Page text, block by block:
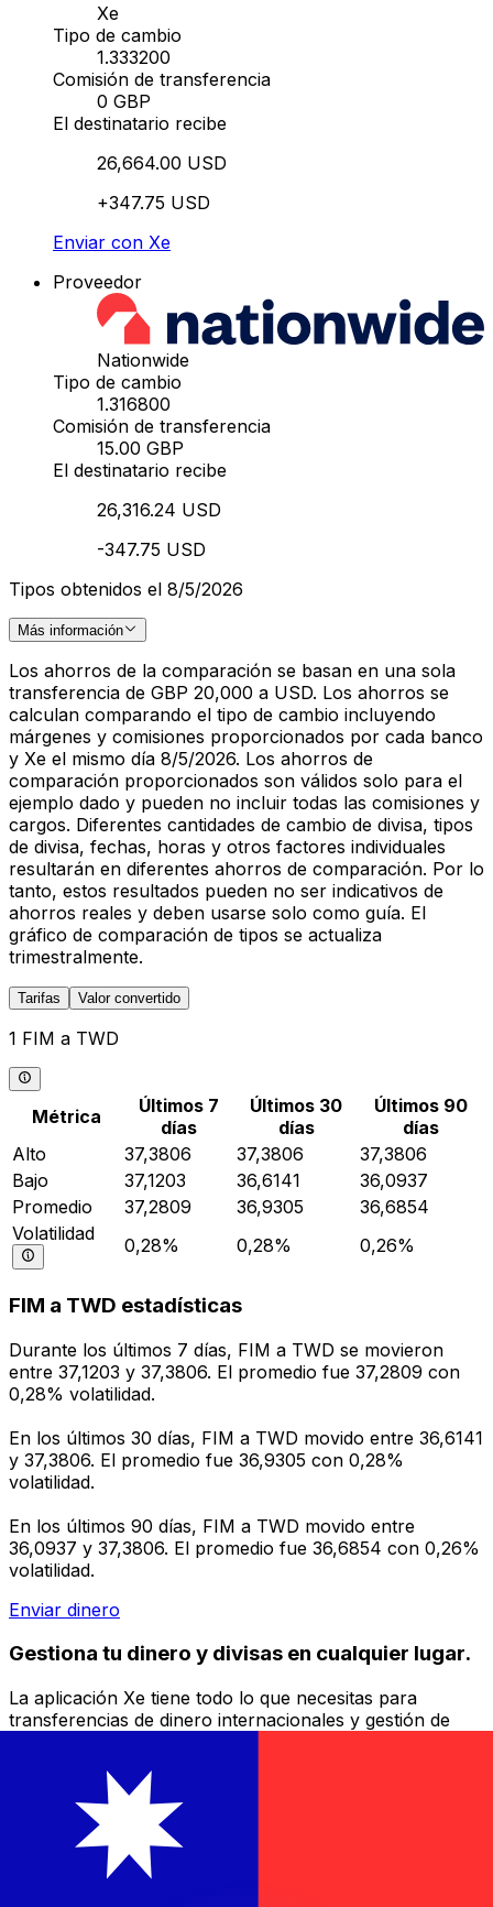
Xe
Tipo de cambio
1.333200
Comisión de transferencia
0 GBP
El destinatario recibe
26,664.00 USD
+347.75 USD
Enviar con Xe
Proveedor
Nationwide
Tipo de cambio
1.316800
Comisión de transferencia
15.00 GBP
El destinatario recibe
26,316.24 USD
-347.75 USD
Tipos obtenidos el 8/5/2026
Más información
Los ahorros de la comparación se basan en una sola
transferencia de GBP 20,000 a USD. Los ahorros se
calculan comparando el tipo de cambio incluyendo
márgenes y comisiones proporcionados por cada banco
y Xe el mismo día 8/5/2026. Los ahorros de
comparación proporcionados son válidos solo para el
ejemplo dado y pueden no incluir todas las comisiones y
cargos. Diferentes cantidades de cambio de divisa, tipos
de divisa, fechas, horas y otros factores individuales
resultarán en diferentes ahorros de comparación. Por lo
tanto, estos resultados pueden no ser indicativos de
ahorros reales y deben usarse solo como guía. El
gráfico de comparación de tipos se actualiza
trimestralmente.
Tarifas Valor convertido
1 FIM a TWD
Métrica
Últimos 7
días
Últimos 30
días
Últimos 90
días
Alto
37,3806 37,3806
37,3806
Bajo
37,1203 36,6141
36,0937
Promedio
37,2809 36,9305
36,6854
Volatilidad
0,28% 0,28% 0,26%
FIM a TWD estadísticas
Durante los últimos 7 días, FIM a TWD se movieron
entre 37,1203 y 37,3806. El promedio fue 37,2809 con
0,28% volatilidad.
En los últimos 30 días, FIM a TWD movido entre 36,6141
y 37,3806. El promedio fue 36,9305 con 0,28%
volatilidad.
En los últimos 90 días, FIM a TWD movido entre
36,0937 y 37,3806. El promedio fue 36,6854 con 0,26%
volatilidad.
Enviar dinero
Gestiona tu dinero y divisas en cualquier lugar.
La aplicación Xe tiene todo lo que necesitas para
transferencias de dinero internacionales y gestión de
¡Descarga hoy!